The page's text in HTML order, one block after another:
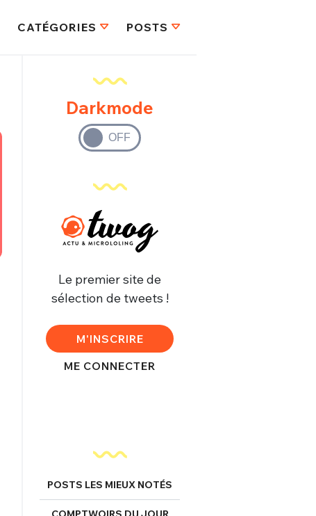
CATÉGORIES POSTS
Darkmode
Le premier site de
sélection de tweets !
M'INSCRIRE
ME CONNECTER
POSTS LES MIEUX NOTÉS
FERMER
FERMER